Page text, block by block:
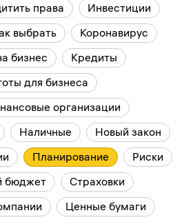
права
Инвестиции
выбрать
Коронавирус
бизнес
Кредиты
для бизнеса
организации
Наличные
Новый закон
Планирование
Риски
бюджет
Страховки
Ценные бумаги